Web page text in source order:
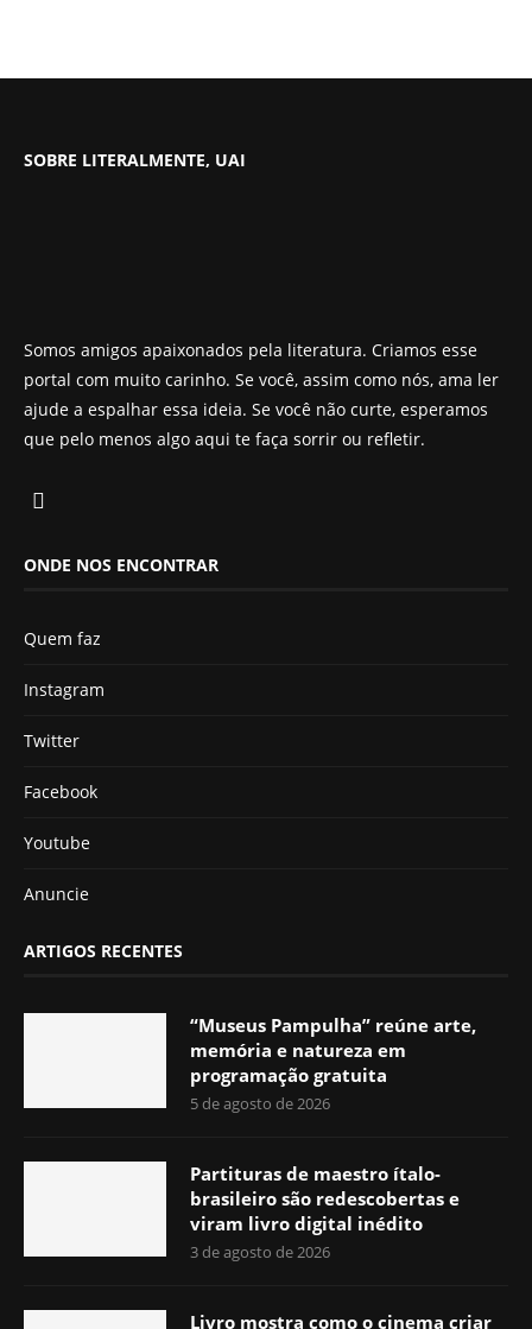
SOBRE LITERALMENTE, UAI
Somos amigos apaixonados pela literatura. Criamos esse
portal com muito carinho. Se você, assim como nós, ama ler
ajude a espalhar essa ideia. Se você não curte, esperamos
que pelo menos algo aqui te faça sorrir ou refletir.
ONDE NOS ENCONTRAR
Quem faz
Instagram
Twitter
Facebook
Youtube
Anuncie
ARTIGOS RECENTES
“Museus Pampulha” reúne arte,
memória e natureza em
programação gratuita
5 de agosto de 2026
Partituras de maestro ítalo-
brasileiro são redescobertas e
viram livro digital inédito
3 de agosto de 2026
Livro mostra como o cinema criar